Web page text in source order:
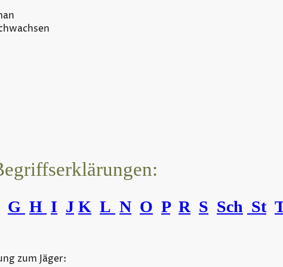
G H I J K L N O P R S Sch St
zum Jäger: